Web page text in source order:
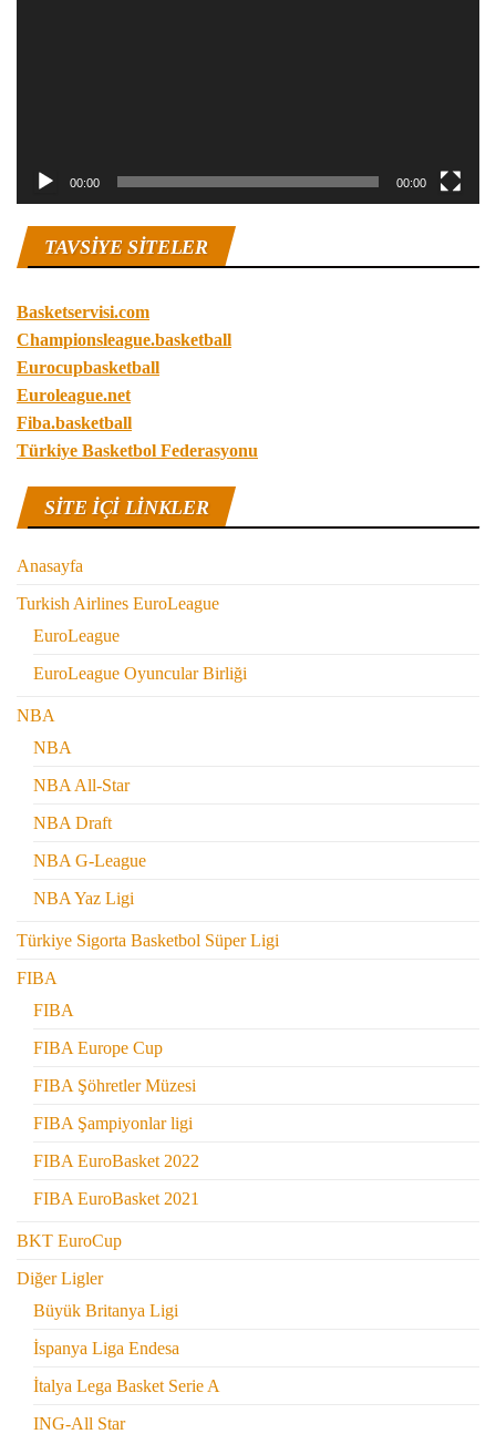
00:00 00:00
TAVSIYE SITELER
Basketservisi.com
Championsleague.basketball
Eurocupbasketball
Euroleague.net
Fiba.basketball
Türkiye Basketbol Federasyonu
SITE IÇI LINKLER
Anasayfa
Turkish Airlines EuroLeague
EuroLeague
EuroLeague Oyuncular Birliği
NBA
NBA
NBA All-Star
NBA Draft
NBA G-League
NBA Yaz Ligi
Türkiye Sigorta Basketbol Süper Ligi
FIBA
FIBA
FIBA Europe Cup
FIBA Şöhretler Müzesi
FIBA Şampiyonlar ligi
FIBA EuroBasket 2022
FIBA EuroBasket 2021
BKT EuroCup
Diğer Ligler
Büyük Britanya Ligi
İspanya Liga Endesa
İtalya Lega Basket Serie A
ING-All Star